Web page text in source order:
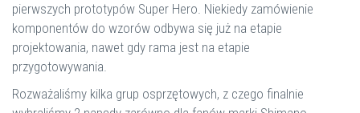
pierwszych prototypów Super Hero. Niekiedy zamówienie
komponentów do wzorów odbywa się już na etapie
projektowania, nawet gdy rama jest na etapie
przygotowywania.
Rozważaliśmy kilka grup osprzętowych, z czego finalnie